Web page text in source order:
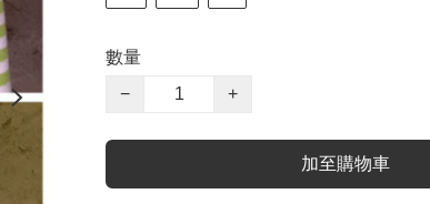
數量
−
+
加至購物車